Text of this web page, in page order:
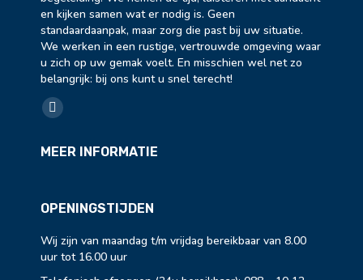
en kijken samen wat er nodig is. Geen
standaardaanpak, maar zorg die past bij uw situatie.
We werken in een rustige, vertrouwde omgeving waar
u zich op uw gemak voelt. En misschien wel net zo
belangrijk: bij ons kunt u snel terecht!
Vind ons op:
Facebook
opens
new
MEER INFORMATIE
OPENINGSTIJDEN
Wij zijn van maandag t/m vrijdag bereikbaar van 8.00
uur tot 16.00 uur